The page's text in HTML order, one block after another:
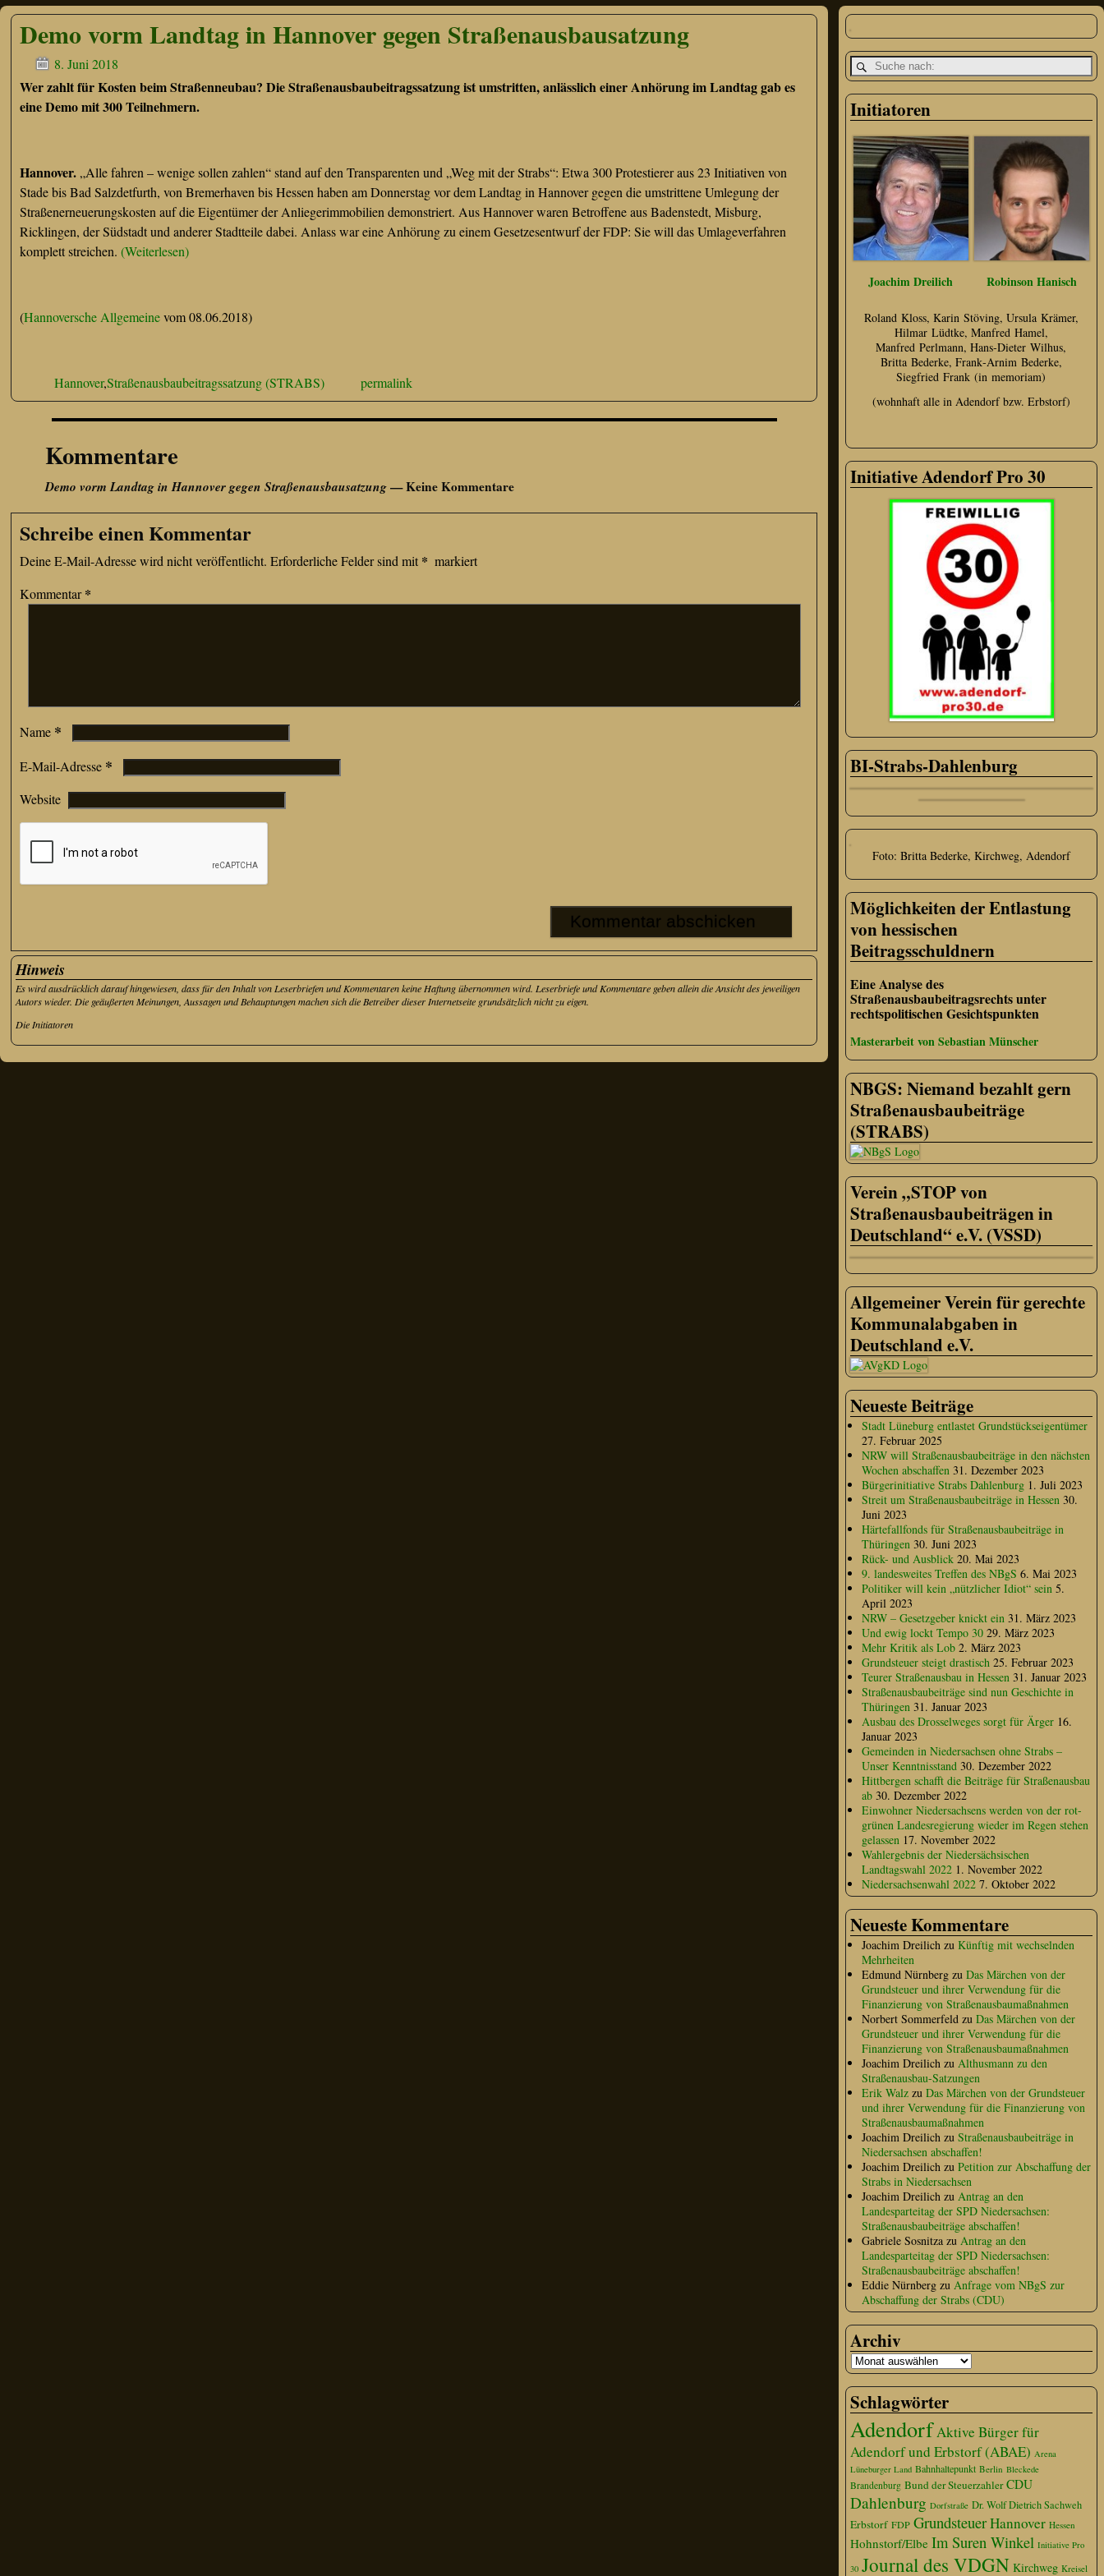
Demo vorm Landtag in Hannover gegen Straßenausbausatzung
8. Juni 2018
Wer zahlt für Kosten beim Straßenneubau? Die Straßenausbaubeitragssatzung ist umstritten, anlässlich einer Anhörung im Landtag gab es
eine Demo mit 300 Teilnehmern.
Hannover. „Alle fahren – wenige sollen zahlen“ stand auf den Transparenten und „Weg mit der Strabs“: Etwa 300 Protestierer aus 23 Initiativen von
Stade bis Bad Salzdetfurth, von Bremerhaven bis Hessen haben am Donnerstag vor dem Landtag in Hannover gegen die umstrittene Umlegung der
Straßenerneuerungskosten auf die Eigentümer der Anliegerimmobilien demonstriert. Aus Hannover waren Betroffene aus Badenstedt, Misburg,
Ricklingen, der Südstadt und anderer Stadtteile dabei. Anlass war eine Anhörung zu einem Gesetzesentwurf der FDP: Sie will das Umlageverfahren
komplett streichen.(Weiterlesen)
(Hannoversche Allgemeinevom 08.06.2018)
Hannover,Straßenausbaubeitragssatzung (STRABS) permalink
Kommentare
Demo vorm Landtag in Hannover gegen Straßenausbausatzung— Keine Kommentare
Schreibe einen Kommentar
Deine E-Mail-Adresse wird nicht veröffentlicht. Erforderliche Felder sind mit * markiert
Kommentar*
Name *
E-Mail-Adresse *
Website
Hinweis
Es wird ausdrücklich darauf hingewiesen, dass für den Inhalt von Leserbriefen und Kommentaren keine Haftung übernommen wird. Leserbriefe und Kommentare geben allein die Ansicht des jeweiligen
Autors wieder. Die geäußerten Meinungen, Aussagen und Behauptungen machen sich die Betreiber dieser Internetseite grundsätzlich nicht zu eigen.
Die Initiatoren
Initiatoren
Joachim Dreilich Robinson Hanisch
Roland Kloss, Karin Stöving, Ursula Krämer,
Hilmar Lüdtke, Manfred Hamel,
Manfred Perlmann, Hans‑Dieter Wilhus,
Britta Bederke, Frank‑Arnim Bederke,
Siegfried Frank (in memoriam)
(wohnhaft alle in Adendorf bzw. Erbstorf)
Initiative Adendorf Pro 30
BI-Strabs-Dahlenburg
Foto: Britta Bederke, Kirchweg, Adendorf
Möglichkeiten der Entlastung
von hessischen
Beitragsschuldnern
Eine Analyse des
Straßenausbaubeitragsrechts unter
rechtspolitischen Gesichtspunkten
Masterarbeit von Sebastian Münscher
NBGS: Niemand bezahlt gern
Straßenausbaubeiträge
(STRABS)
Verein „STOP von
Straßenausbaubeiträgen in
Deutschland“ e.V. (VSSD)
Allgemeiner Verein für gerechte
Kommunalabgaben in
Deutschland e.V.
Neueste Beiträge
Stadt Lüneburg entlastet Grundstückseigentümer
27. Februar 2025
NRW will Straßenausbaubeiträge in den nächsten
Wochen abschaffen 31. Dezember 2023
Bürgerinitiative Strabs Dahlenburg 1. Juli 2023
Streit um Straßenausbaubeiträge in Hessen 30.
Juni 2023
Härtefallfonds für Straßenausbaubeiträge in
Thüringen 30. Juni 2023
Rück- und Ausblick 20. Mai 2023
9. landesweites Treffen des NBgS 6. Mai 2023
Politiker will kein „nützlicher Idiot“ sein 5.
April 2023
NRW – Gesetzgeber knickt ein 31. März 2023
Und ewig lockt Tempo 30 29. März 2023
Mehr Kritik als Lob 2. März 2023
Grundsteuer steigt drastisch 25. Februar 2023
Teurer Straßenausbau in Hessen 31. Januar 2023
Straßenausbaubeiträge sind nun Geschichte in
Thüringen 31. Januar 2023
Ausbau des Drosselweges sorgt für Ärger 16.
Januar 2023
Gemeinden in Niedersachsen ohne Strabs –
Unser Kenntnisstand 30. Dezember 2022
Hittbergen schafft die Beiträge für Straßenausbau
ab 30. Dezember 2022
Einwohner Niedersachsens werden von der rot-
grünen Landesregierung wieder im Regen stehen
gelassen 17. November 2022
Wahlergebnis der Niedersächsischen
Landtagswahl 2022 1. November 2022
Niedersachsenwahl 2022 7. Oktober 2022
Neueste Kommentare
Joachim Dreilich zuKünftig mit wechselnden
Mehrheiten
Edmund Nürnberg zuDas Märchen von der
Grundsteuer und ihrer Verwendung für die
Finanzierung von Straßenausbaumaßnahmen
Norbert Sommerfeld zuDas Märchen von der
Grundsteuer und ihrer Verwendung für die
Finanzierung von Straßenausbaumaßnahmen
Joachim Dreilich zuAlthusmann zu den
Straßenausbau-Satzungen
Erik Walz zuDas Märchen von der Grundsteuer
und ihrer Verwendung für die Finanzierung von
Straßenausbaumaßnahmen
Joachim Dreilich zuStraßenausbaubeiträge in
Niedersachsen abschaffen!
Joachim Dreilich zuPetition zur Abschaffung der
Strabs in Niedersachsen
Joachim Dreilich zuAntrag an den
Landesparteitag der SPD Niedersachsen:
Straßenausbaubeiträge abschaffen!
Gabriele Sosnitza zuAntrag an den
Landesparteitag der SPD Niedersachsen:
Straßenausbaubeiträge abschaffen!
Eddie Nürnberg zuAnfrage vom NBgS zur
Abschaffung der Strabs (CDU)
Archiv
Schlagwörter
AdendorfAktive Bürger für
Adendorf und Erbstorf (ABAE) Arena
Lüneburger Land Bahnhaltepunkt Berlin Bleckede
Brandenburg Bund der Steuerzahler CDU
Dahlenburg Dorfstraße Dr. Wolf Dietrich Sachweh
Erbstorf FDP GrundsteuerHannover Hessen
Hohnstorf/Elbe Im Suren Winkel Initiative Pro
30 Journal des VDGN Kirchweg Kreisel